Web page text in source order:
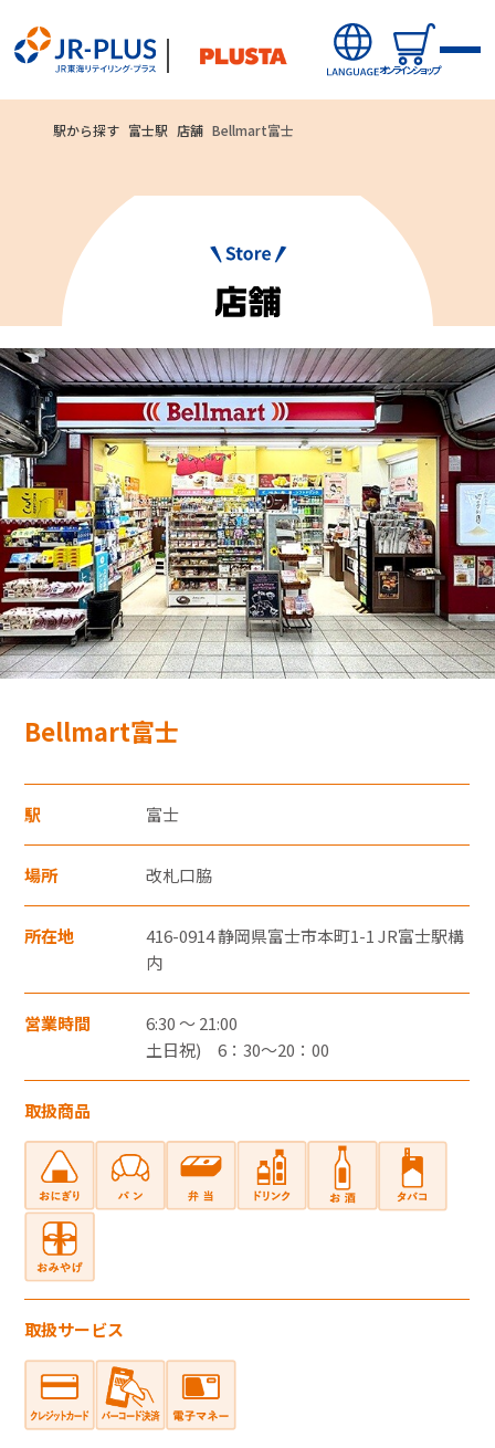
オンラインショップ
キャンペーン・ニュース
駅から探す(店舗・商品等)
モバイルオーダーサービス
採用情報
オンラインショップから探す
駅ナカみやげやこだわりの鉄道グッズ、オンライン限定商品な
どを取り揃えたサイトです。
JR東海MARKET
自社ECサイト
楽天市場
auPayマーケット
特産品や名産品たちを産地からみなさまのもとへお届けするサ
JR東海MARKET
auPayマーケット
東海新幹線の駅店舗で駅弁が受取れる駅弁予約サイトです。
駅から探す 富士駅 店舗 Bellmart富士
Bellmart富士
駅 富士
場所 改札口脇
所在地
416-0914 静岡県富士市本町1-1 JR富士駅構
内
営業時間
6:30 ～ 21:00
土日祝) 6：30～20：00
取扱商品
取扱サービス
ご利用いただ
ける
お支払方法
クレジットカード
・30,000円（税込）以上のクレジットカード
支払いについては暗証番号の入力、
もしくは「クレジット売上票クレジット会
社控え（お店控）」にサインをいただきま
す。
・お支払い回数は1回払いのみです。
・郵便切手、テレフォンカード、POSAカー
ドのご購入にはご利用いただけません。
・一度のお会計でのご利用可能上限金額は、
お客さまと各カード会社とのご契約・ご利
用状況により異なります。
・一度のお会計での複数枚のクレジットカー
ドの併用はできません。
・クレジットカード裏面には、カード契約者
ご本人のサインが必要です。
電子マネー